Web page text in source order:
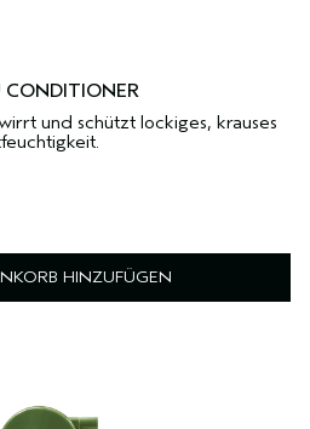
CONDITIONER
und schützt lockiges, krauses
HINZUFÜGEN